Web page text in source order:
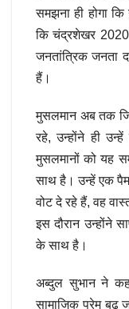
समझना ही होगा
कि चंद्रशेखर 2020
जनतांत्रिक जनता
हैं।
मुसलमान अब तक
रहे, उन्होंने ही
मुसलमानों को यह
साथ है। उन्हें एक
वोट दे रहे हैं, वह
इस दौरान उन्होंने
के साथ है।
अब्दुल सुभान ने
सामाजिक प्रेम बढ़